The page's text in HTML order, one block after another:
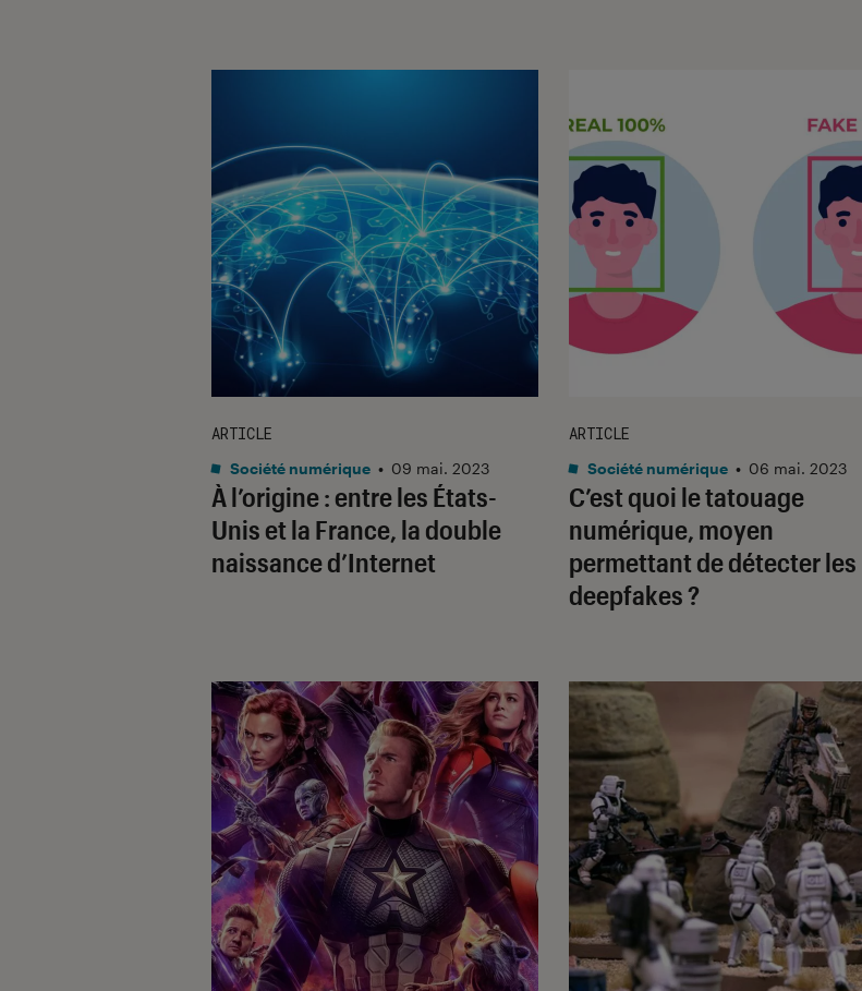
À l’origine : entre les États-
Unis et la France, la double
naissance d’Internet
ARTICLE
Société numérique • 09 mai. 2023
C’est quoi le tatouage
numérique, moyen
permettant de détecter les
deepfakes ?
ARTICLE
Société numérique • 06 mai. 2023